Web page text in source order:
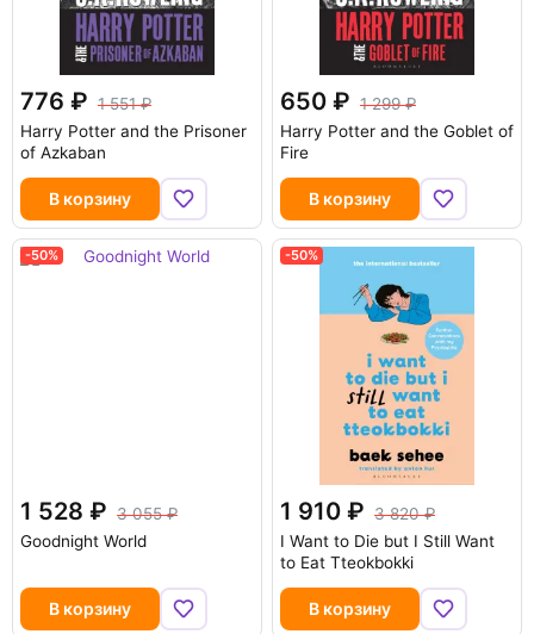
776
1 551
Harry Potter and the Prisoner
of Azkaban
В корзину
650
1 299
Harry Potter and the Goblet of
Fire
В корзину
-50%
1 528
3 055
Goodnight World
В корзину
-50%
1 910
3 820
I Want to Die but I Still Want
to Eat Tteokbokki
В корзину